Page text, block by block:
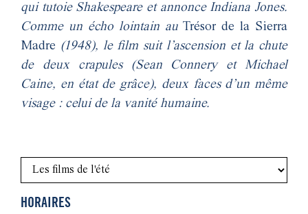
qui tutoie Shakespeare et annonce Indiana Jones.
Comme un écho lointain auTrésor de la Sierra
Madre (1948), le film suit l’ascension et la chute
de deux crapules (Sean Connery et Michael
Caine, en état de grâce), deux faces d’un même
visage : celui de la vanité humaine.
HORAIRES